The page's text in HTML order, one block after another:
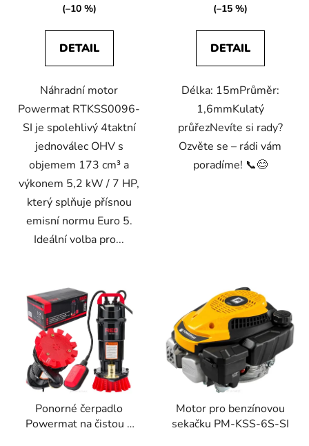
(–10 %)
DETAIL
Náhradní motor
Powermat RTKSS0096-
SI je spolehlivý 4taktní
jednoválec OHV s
objemem 173 cm³ a
výkonem 5,2 kW / 7 HP,
který splňuje přísnou
emisní normu Euro 5.
Ideální volba pro...
(–15 %)
DETAIL
Délka: 15mPrůměr:
1,6mmKulatý
průřezNevíte si rady?
Ozvěte se – rádi vám
poradíme! 📞😊
Ponorné čerpadlo
Powermat na čistou a
Motor pro benzínovou
sekačku PM-KSS-6S-SI